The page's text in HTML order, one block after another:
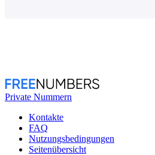
Private Nummern
Kontakte
FAQ
Nutzungsbedingungen
Seitenübersicht